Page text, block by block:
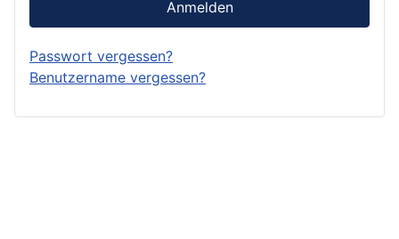
Anmelden
Passwort vergessen?
Benutzername vergessen?